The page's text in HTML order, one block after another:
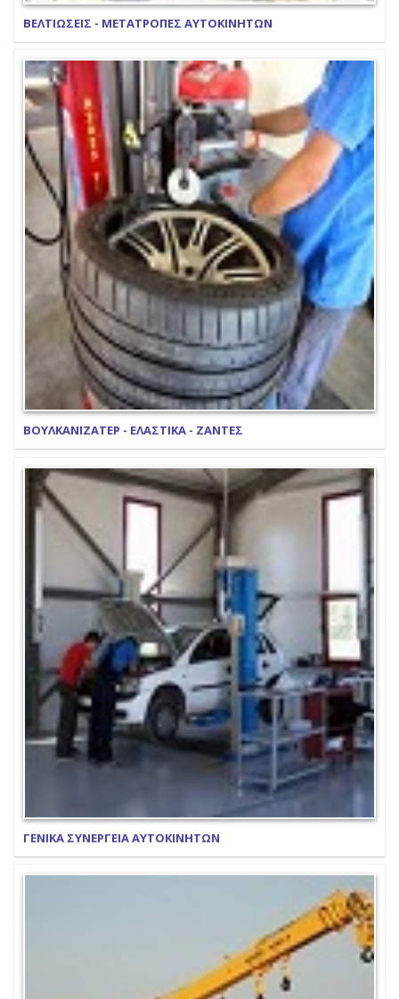
ΒΕΛΤΙΩΣΕΙΣ - ΜΕΤΑΤΡΟΠΕΣ ΑΥΤΟΚΙΝΗΤΩΝ
ΒΟΥΛΚΑΝΙΖΑΤΕΡ - ΕΛΑΣΤΙΚΑ - ΖΑΝΤΕΣ
ΓΕΝΙΚΑ ΣΥΝΕΡΓΕΙΑ ΑΥΤΟΚΙΝΗΤΩΝ